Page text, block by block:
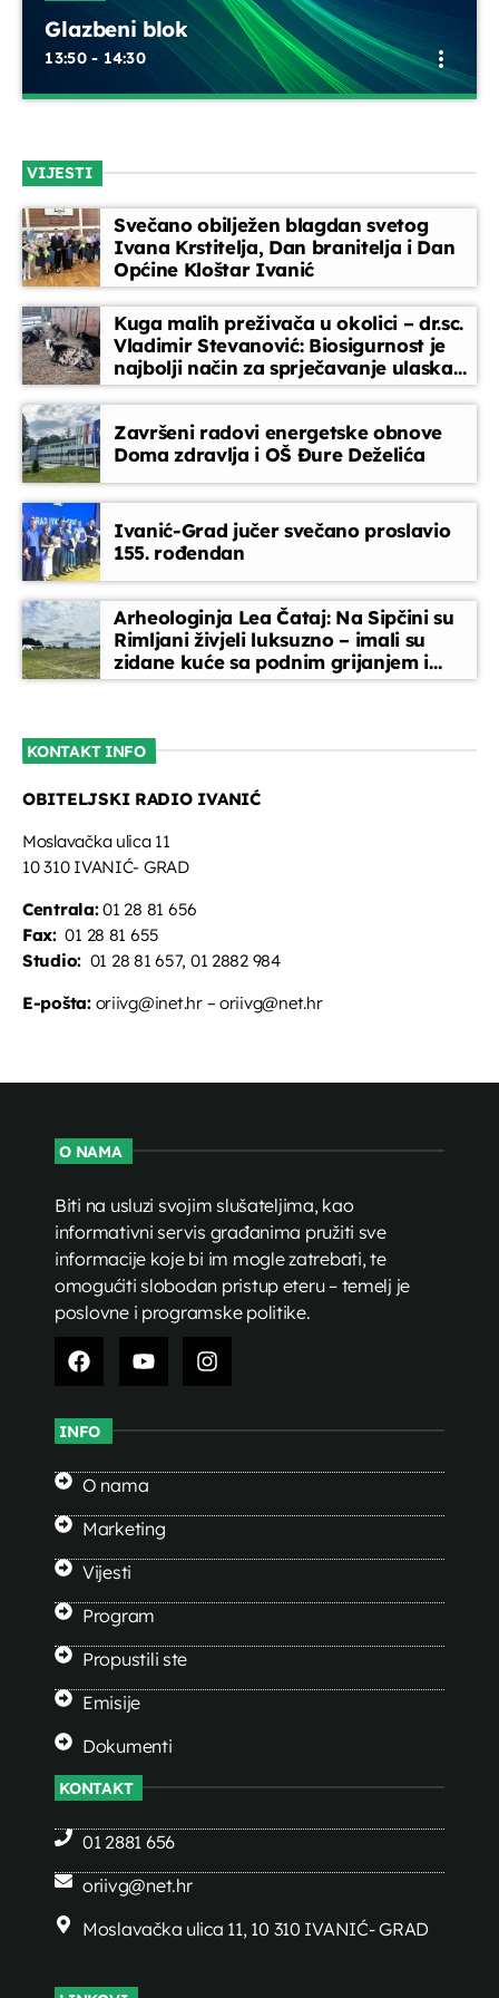
EPP reklame
15:45 - 16:00
Glazbeni blok
17:00 - 17:30
CMC nacionalna top-lista
17:30 - 18:15
Glazbeni blok
13:50 - 14:30 more_vert
Blok dobre glazbe donosi lagane ritmove, domaće i strane
pjesme koje prate vaše svakodnevne trenutke
VIJESTI
Svečano obilježen blagdan svetog
Ivana Krstitelja, Dan branitelja i Dan
Općine Kloštar Ivanić
Kuga malih preživača u okolici – dr.sc.
Vladimir Stevanović: Biosigurnost je
najbolji način za sprječavanje ulaska
bolesti
Završeni radovi energetske obnove
Doma zdravlja i OŠ Đure Deželića
Ivanić-Grad jučer svečano proslavio
155. rođendan
Arheologinja Lea Čataj: Na Sipčini su
Rimljani živjeli luksuzno – imali su
zidane kuće sa podnim grijanjem i
oslikanim zidovima
KONTAKT INFO
OBITELJSKI RADIO IVANIĆ
Moslavačka ulica 11
10 310 IVANIĆ- GRAD
Centrala:01 28 81 656
Fax:01 28 81 655
Studio: 01 28 81 657, 01 2882 984
E-pošta:oriivg@inet.hr – oriivg@net.hr
O NAMA
Biti na usluzi svojim slušateljima, kao
informativni servis građanima pružiti sve
informacije koje bi im mogle zatrebati, te
omogućiti slobodan pristup eteru – temelj je
poslovne i programske politike.
INFO
O nama
Marketing
Vijesti
Program
Propustili ste
Emisije
Dokumenti
KONTAKT
01 2881 656
oriivg@net.hr
Moslavačka ulica 11, 10 310 IVANIĆ- GRAD